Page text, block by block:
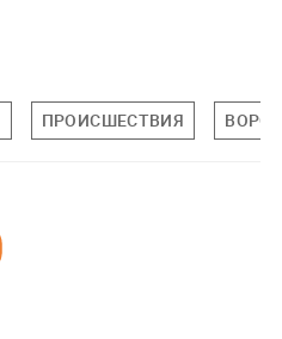
ПРОИСШЕСТВИЯ